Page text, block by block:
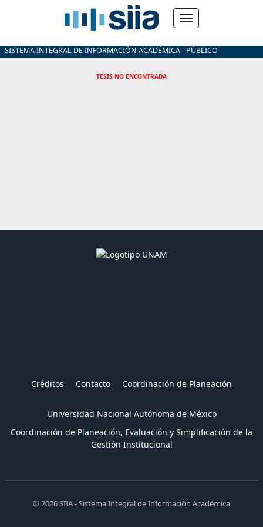
SISTEMA INTEGRAL DE INFORMACIÓN ACADÉMICA - PÚBLICO
TESIS NO ENCONTRADA
Créditos Contacto Coordinación de Planeación
Universidad Nacional Autónoma de México
Coordinación de Planeación, Evaluación y Simplificación de la
Gestión Institucional
© 2026 SIIA - Sistema Integral de Información Académica